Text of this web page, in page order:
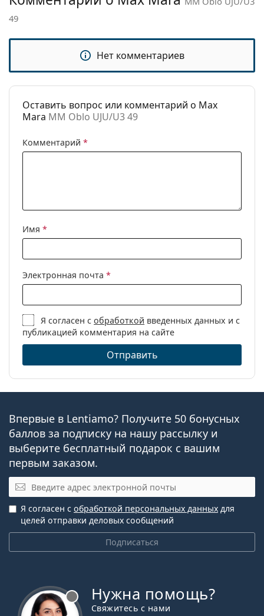
Категория:
Бренд:
Max Mara
Использование:
Мода
49
Нет комментариев
Оставить вопрос или комментарий о Max
Mara MM Oblo UJU/U3 49
Комментарий *
Имя *
Электронная почта *
Я согласен собработкой введенных данных и с
публикацией комментария на сайте
Отправить
Впервые в Lentiamo? Получите 50 бонусных
баллов за подписку на нашу рассылку и
выберите бесплатный подарок с вашим
первым заказом.
Электронная почта
Подписаться
Я согласен с обработкой персональных данных для
целей отправки деловых сообщений
Нужна помощь?
Свяжитесь с нами